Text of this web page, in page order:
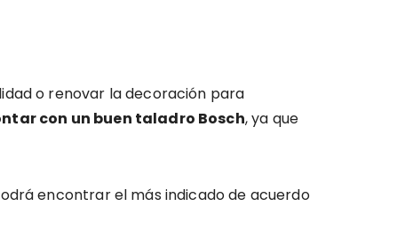
o renovar la decoración para
con un buen taladro Bosch, ya que
encontrar el más indicado de acuerdo